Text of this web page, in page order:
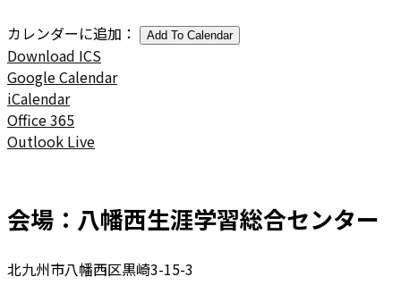
カレンダーに追加： Add To Calendar
Download ICS
Google Calendar
iCalendar
Office 365
Outlook Live
会場：八幡西生涯学習総合センター
北九州市八幡西区黒崎3-15-3